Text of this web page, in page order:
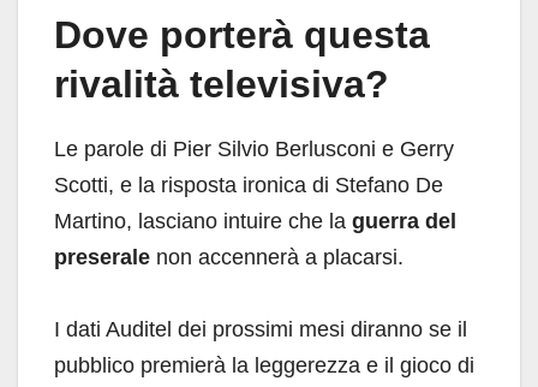
Dove porterà questa
rivalità televisiva?
Le parole di Pier Silvio Berlusconi e Gerry
Scotti, e la risposta ironica di Stefano De
Martino, lasciano intuire che la guerra del
preserale non accennerà a placarsi.
I dati Auditel dei prossimi mesi diranno se il
pubblico premierà la leggerezza e il gioco di